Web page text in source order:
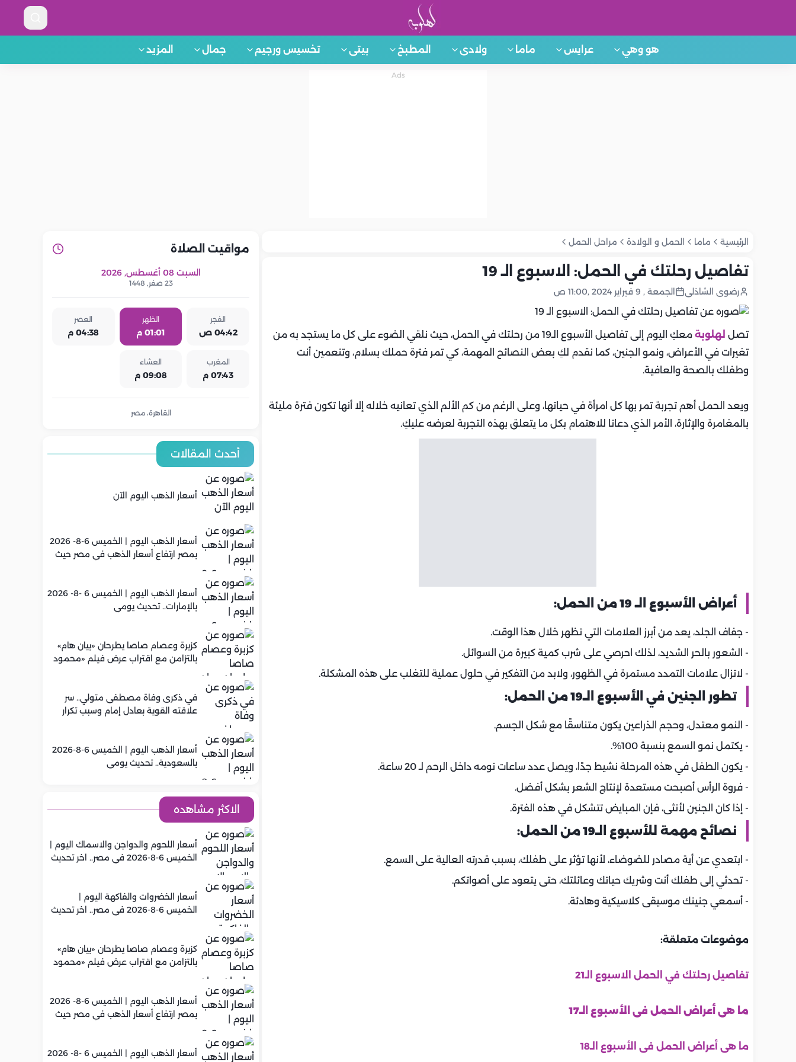
هو وهي عرايس ماما ولادى المطبخ بيتى تخسيس ورجيم جمال المزيد
الرئيسية ماما الحمل و الولادة مراحل الحمل
تفاصيل رحلتك في الحمل: الاسبوع الـ 19
رضوى الشاذلى الجمعة , 9 فبراير 2024 ,11:00 ص
تصل لهلوبة
معكِ اليوم إلى تفاصيل الأسبوع الـ19 من رحلتك في الحمل، حيث نلقي الضوء على كل ما يستجد به من
تغيرات في الأعراض، ونمو الجنين، كما نقدم لكِ بعض النصائح المهمة، كي تمر فترة حملك بسلام، وتنعمين أنت
وطفلك بالصحة والعافية.
ويعد الحمل أهم تجربة تمر بها كل امرأة في حياتها، وعلى الرغم من كم الألم الذي تعانيه خلاله إلا أنها تكون فترة مليئة
بالمغامرة والإثارة، الأمر الذي دعانا للاهتمام بكل ما يتعلق بهذه التجربة لعرضه عليكِ.
أعراض الأسبوع الـ 19 من الحمل:
- جفاف الجلد، يعد من أبرز العلامات التي تظهر خلال هذا الوقت.
- الشعور بالحر الشديد، لذلك احرصي على شرب كمية كبيرة من السوائل.
- لاتزال علامات التمدد مستمرة في الظهور، ولابد من التفكير في حلول عملية للتغلب على هذه المشكلة.
تطور الجنين في الأسبوع الـ19 من الحمل:
- النمو معتدل، وحجم الذراعين يكون متناسقًا مع شكل الجسم.
- يكتمل نمو السمع بنسبة 100%.
- يكون الطفل في هذه المرحلة نشيط جدًا، ويصل عدد ساعات نومه داخل الرحم لـ 20 ساعة.
- فروة الرأس أصبحت مستعدة لإنتاج الشعر بشكل أفضل.
- إذا كان الجنين لأنثى، فإن المبايض تتشكل في هذه الفترة.
نصائح مهمة للأسبوع الـ19 من الحمل:
- ابتعدي عن أية مصادر للضوضاء، لأنها تؤثر على طفلك، بسبب قدرته العالية على السمع.
- تحدثي إلى طفلك أنت وشريك حياتك وعائلتك، حتى يتعود على أصواتكم.
- أسمعي جنينك موسيقى كلاسيكية وهادئة.
موضوعات متعلقة:
تفاصيل رحلتك في الحمل الاسبوع الـ21
ما هى أعراض الحمل فى الأسبوع الـ17
ما هى أعراض الحمل فى الأسبوع الـ18
مواقيت الصلاة
السبت 08 أغسطس, 2026
23 صفر, 1448
الفجر
04:42 ص
الظهر
01:01 م
العصر
04:38 م
المغرب
07:43 م
العشاء
09:08 م
القاهرة، مصر
أحدث المقالات
أسعار الذهب اليوم الآن
أسعار الذهب اليوم | الخميس 6-8- 2026
بمصر ارتفاع أسعار الذهب في مصر حيث
أسعار الذهب اليوم | الخميس 6 -8- 2026
بالإمارات.. تحديث يومي
كزبرة وعصام صاصا يطرحان «بيان هام»
بالتزامن مع اقتراب عرض فيلم «محمود
في ذكرى وفاة مصطفى متولي.. سر
علاقته القوية بعادل إمام وسبب تكرار
أسعار الذهب اليوم | الخميس 6-8-2026
بالسعودية.. تحديث يومي
الاكثر مشاهده
أسعار اللحوم والدواجن والاسماك اليوم |
الخميس 6-8-2026 في مصر.. اخر تحديث
أسعار الخضروات والفاكهة اليوم |
الخميس 6-8-2026 في مصر.. اخر تحديث
كزبرة وعصام صاصا يطرحان «بيان هام»
بالتزامن مع اقتراب عرض فيلم «محمود
أسعار الذهب اليوم | الخميس 6-8- 2026
بمصر ارتفاع أسعار الذهب في مصر حيث
أسعار الذهب اليوم | الخميس 6 -8- 2026